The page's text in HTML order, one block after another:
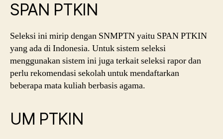
SPAN PTKIN
Seleksi ini mirip dengan SNMPTN yaitu SPAN PTKIN
yang ada di Indonesia. Untuk sistem seleksi
menggunakan sistem ini juga terkait seleksi rapor dan
perlu rekomendasi sekolah untuk mendaftarkan
beberapa mata kuliah berbasis agama.
UM PTKIN